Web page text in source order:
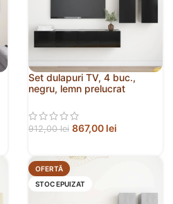
Set dulapuri TV, 4 buc.,
negru, lemn prelucrat
912,00lei 867,00 lei
OFERTĂ
STOC EPUIZAT